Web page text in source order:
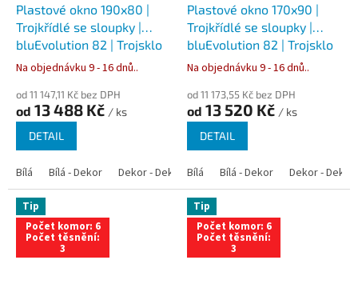
Plastové okno 190x80 |
Trojkřídlé se sloupky |
bluEvolution 82 | Trojsklo
Na objednávku 9 - 16 dnů..
od 11 147,11 Kč bez DPH
od 13 488 Kč / ks
DETAIL
Bílá Bílá - Dekor Dekor - Dekor Bílá - Antracit Bílá - Zlatý dub
Plastové okno 170x90 |
Trojkřídlé se sloupky |
bluEvolution 82 | Trojsklo
Na objednávku 9 - 16 dnů..
od 11 173,55 Kč bez DPH
od 13 520 Kč / ks
DETAIL
Bílá Bílá - Dekor Dekor - Dekor
Tip
Počet komor: 6
Počet těsnění:
3
Tip
Počet komor: 6
Počet těsnění:
3